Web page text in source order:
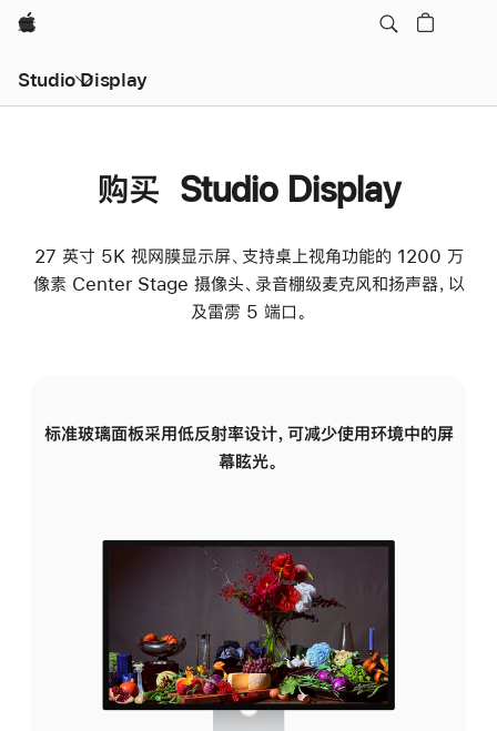
Apple
Studio Display
购买 Studio Display
27 英寸 5K 视网膜显示屏、支持桌上视角功能的 1200 万
像素 Center Stage 摄像头、录音棚级麦克风和扬声器，以
及雷雳 5 端口。
标准玻璃面板采用低反射率设计，可减少使用环境中的屏
幕眩光。